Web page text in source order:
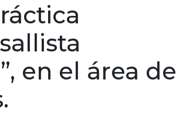
en el área de